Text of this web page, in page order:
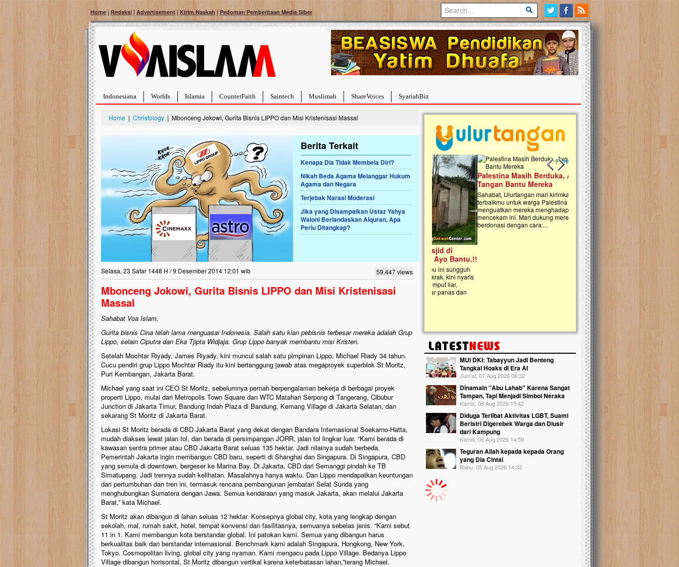
Home | Redaksi | Advertisement | Kirim Naskah | Pedoman Pemberitaan Media Siber
Indonesiana Worlds Islamia CounterFaith Saintech Muslimah ShareVoices SyariahBiz
Home | Christology | Mbonceng Jokowi, Gurita Bisnis LIPPO dan Misi Kristenisasi Massal
Berita Terkait
Kenapa Dia Tidak Membela Diri?
Nikah Beda Agama Melanggar Hukum
Agama dan Negara
Terjebak Narasi Moderasi
Jika yang Disampaikan Ustaz Yahya
Waloni Berlandaskan Alquran, Apa
Perlu Ditangkap?
Selasa, 23 Safar 1448 H / 9 Desember 2014 12:01 wib 59.447 views
Mbonceng Jokowi, Gurita Bisnis LIPPO dan Misi Kristenisasi
Massal
Sahabat Voa Islam,
Gurita bisnis Cina telah lama menguasai Indonesia. Salah satu klan pebisnis terbesar mereka adalah Grup
Lippo, selain Ciputra dan Eka Tjipta Widjaja. Grup Lippo banyak membantu misi Kristen.
Setelah Mochtar Riyady, James Riyady, kini muncul salah satu pimpinan Lippo, Michael Riady 34 tahun.
Cucu pendiri grup Lippo Mochtar Riady itu kini bertanggung jawab atas megaproyek superblok St Moritz,
Puri Kembangan, Jakarta Barat.
Michael yang saat ini CEO St Moritz, sebelumnya pernah berpengalaman bekerja di berbagai proyek
properti Lippo, mulai dari Metropolis Town Square dan WTC Matahari Serpong di Tangerang, Cibubur
Junction di Jakarta Timur, Bandung Indah Plaza di Bandung, Kemang Village di Jakarta Selatan, dan
sekarang St Moritz di Jakarta Barat.
Lokasi St Moritz berada di CBD Jakarta Barat yang dekat dengan Bandara Internasional Soekarno-Hatta,
mudah diakses lewat jalan tol, dan berada di persimpangan JORR, jalan tol lingkar luar. “Kami berada di
kawasan sentra primer atau CBD Jakarta Barat seluas 135 hektar. Jadi nilainya sudah berbeda.
Pemerintah Jakarta ingin membangun CBD baru, seperti di Shanghai dan Singapura. Di Singapura, CBD
yang semula di downtown, bergeser ke Marina Bay. Di Jakarta, CBD dari Semanggi pindah ke TB
Simatupang. Jadi trennya sudah kelihatan. Masalahnya hanya waktu. Dan Lippo mendapatkan keuntungan
dari pertumbuhan dan tren ini, termasuk rencana pembangunan jembatan Selat Sunda yang
menghubungkan Sumatera dengan Jawa. Semua kendaraan yang masuk Jakarta, akan melalui Jakarta
Barat,” kata Michael.
St Moritz akan dibangun di lahan seluas 12 hektar. Konsepnya global city, kota yang lengkap dengan
sekolah, mal, rumah sakit, hotel, tempat konvensi dan fasilitasnya, semuanya sebelas jenis. “Kami sebut
11 in 1. Kami membangun kota berstandar global. Ini patokan kami. Semua yang dibangun harus
berkualitas baik dan berstandar internasional. Benchmark kami adalah Singapura, Hongkong, New York,
Tokyo. Cosmopolitan living, global city yang nyaman. Kami mengacu pada Lippo Village. Bedanya Lippo
Village dibangun horisontal, St Moritz dibangun vertikal karena keterbatasan lahan,”terang Michael.
Previous slide
Next slide
Bantu Naura, Balita Hebat Sembuh Dari
Tumor Pembuluh Darah
Hidup Naura Salsabila dipenuhi dengan
rintangan yang sangat berat. Meskipun baru
berusia sepuluh bulan, bayi yang imut ini harus
menghadapi penyakit yang dahsyat, yaitu tumor
pembuluh darah berukuran...
Nasib masjid di Kampung Cilumbu ini sungguh
mengenaskan. Lima tahun mangkrak, kini nyaris
berlumut, dan menghitam terpapar panas dan
Palestina Masih Berduka, Ayo Ulurkan
Tangan Bantu Mereka
Sahabat, Ulurtangan mari kirimkan dukungan
terbaikmu untuk warga Palestina di Gaza demi
menguatkan mereka menghadapi situasi
mencekam ini. Mari dukung mereka dengan
berdonasi dengan cara:...
Open Donasi Wakaf
Rumah Qur'an & TK Islam
Najjah di Jonggol
Saat ini, Ulurtangan bersama Yayasan
Najjahtul Islam Jonggol sedang merintis
pembangunan Rumah Qur’an dan
kanak Islam Terpadu (TKIT) An Najjah
Gedung Majelis Taklim di Jonggol,...
MUI DKI: Tabayyun Jadi Benteng
Tangkal Hoaks di Era AI
Jum'at, 07 Aug 2026 06:32
Dinamain ''Abu Lahab'' Karena Sangat
Tampan, Tapi Menjadi Simbol Neraka
Kamis, 06 Aug 2026 15:42
Diduga Terlibat Aktivitas LGBT, Suami
Beristri Digerebek Warga dan Diusir
dari Kampung
Kamis, 06 Aug 2026 14:59
Teguran Allah kepada kepada Orang
yang Dia Cintai
Rabu, 05 Aug 2026 14:33